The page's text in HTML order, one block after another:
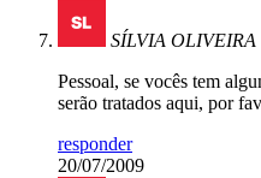
SÍLVIA OLIVEIRA
Pessoal, se vocês tem
serão tratados aqui, por
responder
20/07/2009